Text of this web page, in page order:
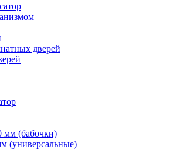
дверей
мм (бабочки)
(универсальные)